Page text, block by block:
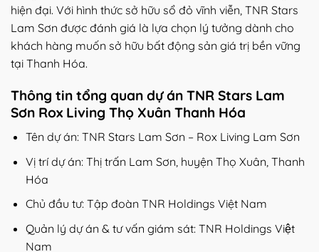
hiện đại. Với hình thức sở hữu sổ đỏ vĩnh viễn, TNR Stars
Lam Sơn được đánh giá là lựa chọn lý tưởng dành cho
khách hàng muốn sở hữu bất động sản giá trị bền vững
tại Thanh Hóa.
Thông tin tổng quan dự án TNR Stars Lam
Sơn Rox Living Thọ Xuân Thanh Hóa
Tên dự án: TNR Stars Lam Sơn – Rox Living Lam Sơn
Vị trí dự án: Thị trấn Lam Sơn, huyện Thọ Xuân, Thanh
Hóa
Chủ đầu tư: Tập đoàn TNR Holdings Việt Nam
Quản lý dự án & tư vấn giám sát: TNR Holdings Việt
Nam